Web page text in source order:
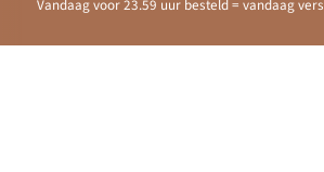
Vandaag voor 23.59 uur besteld = vandaag